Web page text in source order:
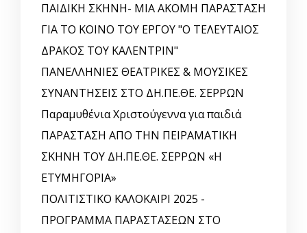
ΠΑΙΔΙΚΗ ΣΚΗΝΗ- ΜΙΑ ΑΚΟΜΗ ΠΑΡΑΣΤΑΣΗ
ΓΙΑ ΤΟ ΚΟΙΝΟ ΤΟΥ ΕΡΓΟΥ "Ο ΤΕΛΕΥΤΑΙΟΣ
ΔΡΑΚΟΣ ΤΟΥ ΚΑΛΕΝΤΡΙΝ"
ΠΑΝΕΛΛΗΝΙΕΣ ΘΕΑΤΡΙΚΕΣ & ΜΟΥΣΙΚΕΣ
ΣΥΝΑΝΤΗΣΕΙΣ ΣΤΟ ΔΗ.ΠΕ.ΘΕ. ΣΕΡΡΩΝ
Παραμυθένια Χριστούγεννα για παιδιά
ΠΑΡΑΣΤΑΣΗ ΑΠΟ ΤΗΝ ΠΕΙΡΑΜΑΤΙΚΗ
ΣΚΗΝΗ ΤΟΥ ΔΗ.ΠΕ.ΘΕ. ΣΕΡΡΩΝ «Η
ΕΤΥΜΗΓΟΡΙΑ»
ΠΟΛΙΤΙΣΤΙΚΟ ΚΑΛΟΚΑΙΡΙ 2025 -
ΠΡΟΓΡΑΜΜΑ ΠΑΡΑΣΤΑΣΕΩΝ ΣΤΟ